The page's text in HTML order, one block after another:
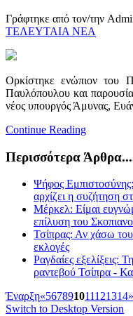
Γράφτηκε από τον/την
ΤΕΛΕΥΤΑΙΑ ΝΕΑ
Ορκίστηκε ενώπιον του
Παυλόπουλου και
νέος υπουργός Άμυνας,
Continue Reading
Περισσότερα Άρθρα...
Ψήφος Εμπιστοσύνης:
αρχίζει η συζήτηση
Μέρκελ: Είμαι
επίλυση του
Τσίπρας: Αν χάσω
εκλογές
Ραγδαίες εξελίξεις:
ραντεβού Τσίπρα -
Έναρξη«567891011121314»
Switch to Desktop Version